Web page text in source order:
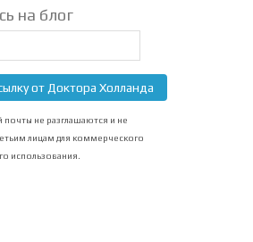
на блог
от Доктора Холланда
почты не разглашаются и не
лицам для коммерческого
использования.